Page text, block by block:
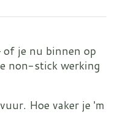
of je nu binnen op
non-stick werking
Hoe vaker je 'm